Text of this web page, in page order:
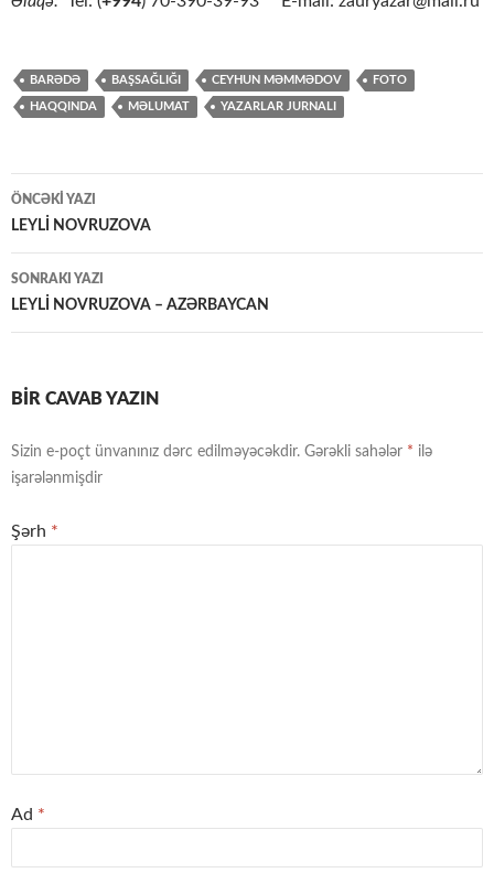
BARƏDƏ BAŞSAĞLIĞI CEYHUN MƏMMƏDOV FOTO
HAQQINDA MƏLUMAT YAZARLAR JURNALI
Yazılar
üzrə
naviqasiya
ÖNCƏKI YAZI
LEYLİ NOVRUZOVA
SONRAKI YAZI
LEYLİ NOVRUZOVA – AZƏRBAYCAN
BIR CAVAB YAZIN
Sizin e-poçt ünvanınız dərc edilməyəcəkdir. Gərəkli sahələr * ilə
işarələnmişdir
Şərh *
Ad *